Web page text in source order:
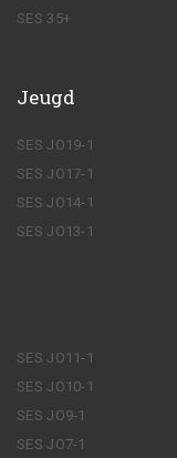
SES 35+
Jeugd
SES JO19-1
SES JO17-1
SES JO14-1
SES JO13-1
SES JO11-1
SES JO10-1
SES JO9-1
SES JO7-1